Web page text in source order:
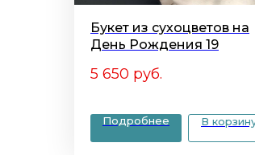
Букет из сухоцветов на
День Рождения 19
5 650 руб.
Подробнее В